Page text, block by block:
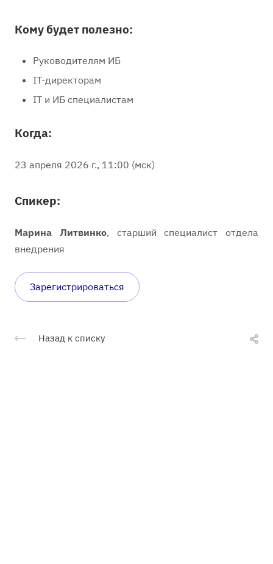
Кому будет полезно:
Руководителям ИБ
IT-директорам
IT и ИБ специалистам
Когда:
23 апреля 2026 г., 11:00 (мск)
Спикер:
Марина Литвинко, старший специалист отдела
внедрения
Зарегистрироваться
Назад к списку